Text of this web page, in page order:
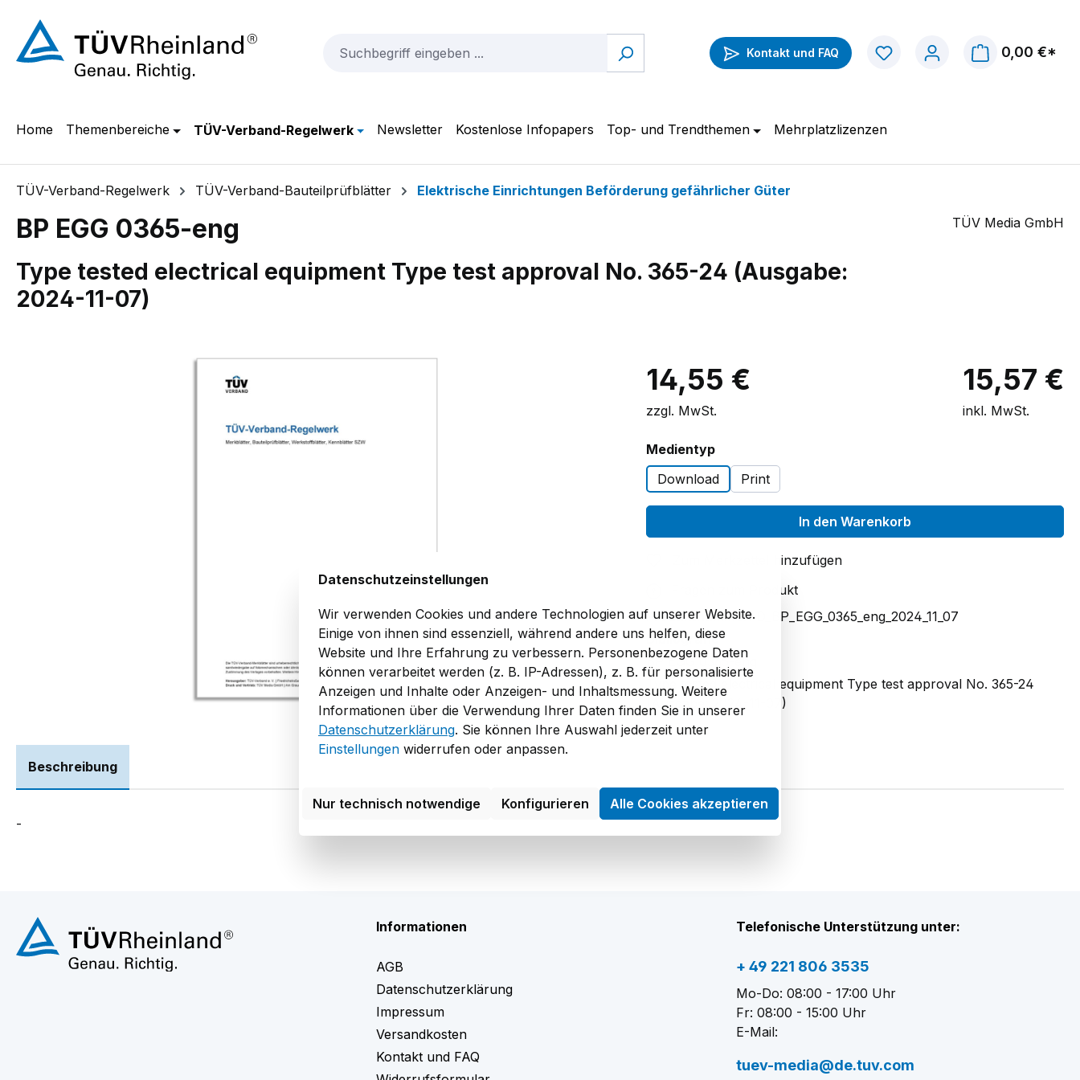
Hauptinhalt springen
Zur Suche springen
Zur Hauptnavigation springen
Kontakt und FAQ 0,00 €*
Home Themenbereiche TÜV-Verband-Regelwerk Newsletter Kostenlose Infopapers Top- und Trendthemen Mehrplatzlizenzen
TÜV-Verband-Regelwerk TÜV-Verband-Bauteilprüfblätter Elektrische Einrichtungen Beförderung gefährlicher Güter
BP EGG 0365-eng
Type tested electrical equipment Type test approval No. 365-24 (Ausgabe:
2024-11-07)
TÜV Media GmbH
14,55 €
zzgl. MwSt.
15,57 €
inkl. MwSt.
Medientypauswählen
Download
Print
In den Warenkorb
Zum Merkzettel hinzufügen
Fragen zum Produkt
Produktnummer: D_BP_EGG_0365_eng_2024_11_07
Bibliografie
BP EGG 0365-eng
Type tested electrical equipment Type test approval No. 365-24
(Ausgabe: 2024-11-07)
Beschreibung
-
Informationen
AGB
Datenschutzerklärung
Impressum
Versandkosten
Kontakt und FAQ
Telefonische Unterstützung unter:
+ 49 221 806 3535
Mo-Do: 08:00 - 17:00 Uhr
Fr: 08:00 - 15:00 Uhr
E-Mail:
tuev-media@de.tuv.com
Datenschutzeinstellungen
Wir verwenden Cookies und andere Technologien auf unserer Website.
Einige von ihnen sind essenziell, während andere uns helfen, diese
Website und Ihre Erfahrung zu verbessern. Personenbezogene Daten
können verarbeitet werden (z. B. IP-Adressen), z. B. für personalisierte
Anzeigen und Inhalte oder Anzeigen- und Inhaltsmessung. Weitere
Informationen über die Verwendung Ihrer Daten finden Sie in unserer
Datenschutzerklärung. Sie können Ihre Auswahl jederzeit unter
Einstellungen widerrufen oder anpassen.
Nur technisch notwendige Konfigurieren Alle Cookies akzeptieren